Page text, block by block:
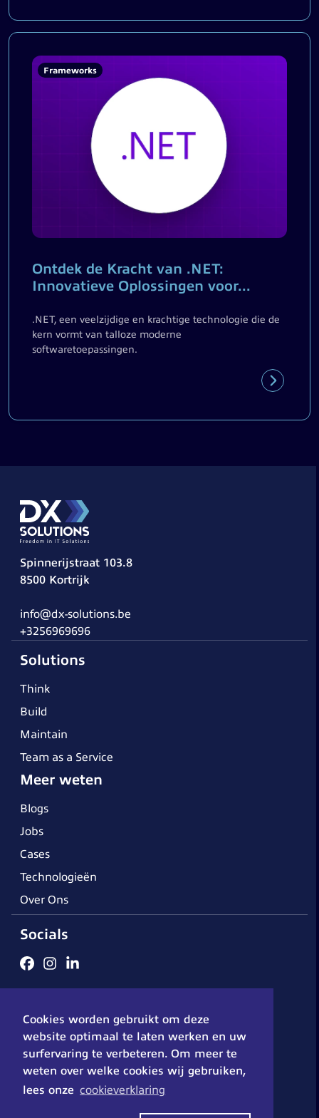
Cookies worden gebruikt om deze
website optimaal te laten werken en uw
surfervaring te verbeteren. Om meer te
weten over welke cookies wij gebruiken,
lees onze cookieverklaring
Frameworks
Ontdek de Kracht van .NET:
Innovatieve Oplossingen voor...
.NET, een veelzijdige en krachtige technologie die de
kern vormt van talloze moderne
softwaretoepassingen.
Spinnerijstraat 103.8
8500 Kortrijk
info@dx-solutions.be
+3256969696
Solutions
Think
Build
Maintain
Team as a Service
Meer weten
Blogs
Jobs
Cases
Technologieën
Over Ons
Socials
Privacybeleid© 2026 - DX-Solutions